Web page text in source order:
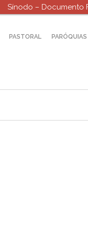
Sínodo – Documento
PASTORAL PARÓQUIAS